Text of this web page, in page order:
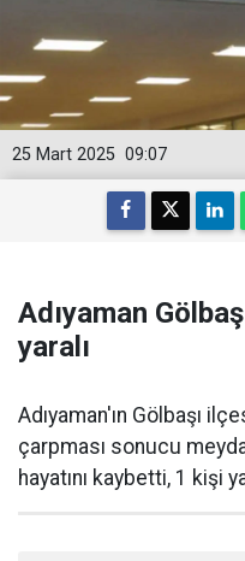
09:07
25 Mart 2025
Adıyaman
yaralı
Adıyaman'ın Gölbaşı
çarpması sonucu
hayatını kaybetti, 1 kişi